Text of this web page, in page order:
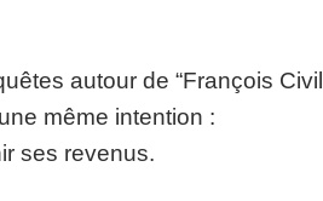
autour de “François Civil
même intention :
ses revenus.